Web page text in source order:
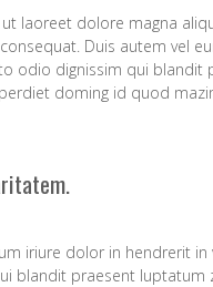
laoreet dolore magna
Duis autem vel
odio dignissim qui
doming id quod
iriure dolor in hendrerit
blandit praesent